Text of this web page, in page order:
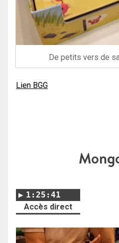
De petits vers de
Lien BGG
1:25:41
Accès direct